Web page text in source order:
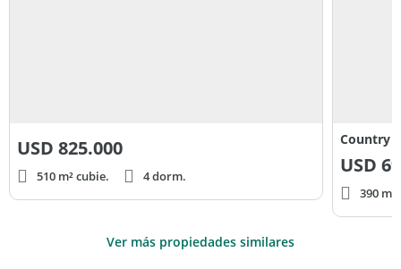
USD 825.000
510 m² cubie. 4 dorm.
Country
USD
390
Ver más propiedades similares